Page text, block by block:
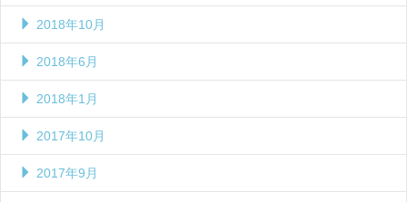
2018年10月
2018年6月
2018年1月
2017年10月
2017年9月